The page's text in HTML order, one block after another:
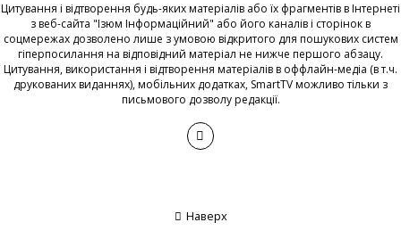
Цитування і відтворення будь-яких матеріалів або їх фрагментів в Інтернеті
з веб-сайта "Ізюм Інформаційний" або його каналів і сторінок в
соцмережах дозволено лише з умовою відкритого для пошукових систем
гіперпосилання на відповідний матеріал не нижче першого абзацу.
Цитування, використання і відтворення матеріалів в оффлайн-медіа (в т.ч.
друкованих виданнях), мобільних додатках, SmartTV можливо тільки з
письмового дозволу редакції.
Наверх